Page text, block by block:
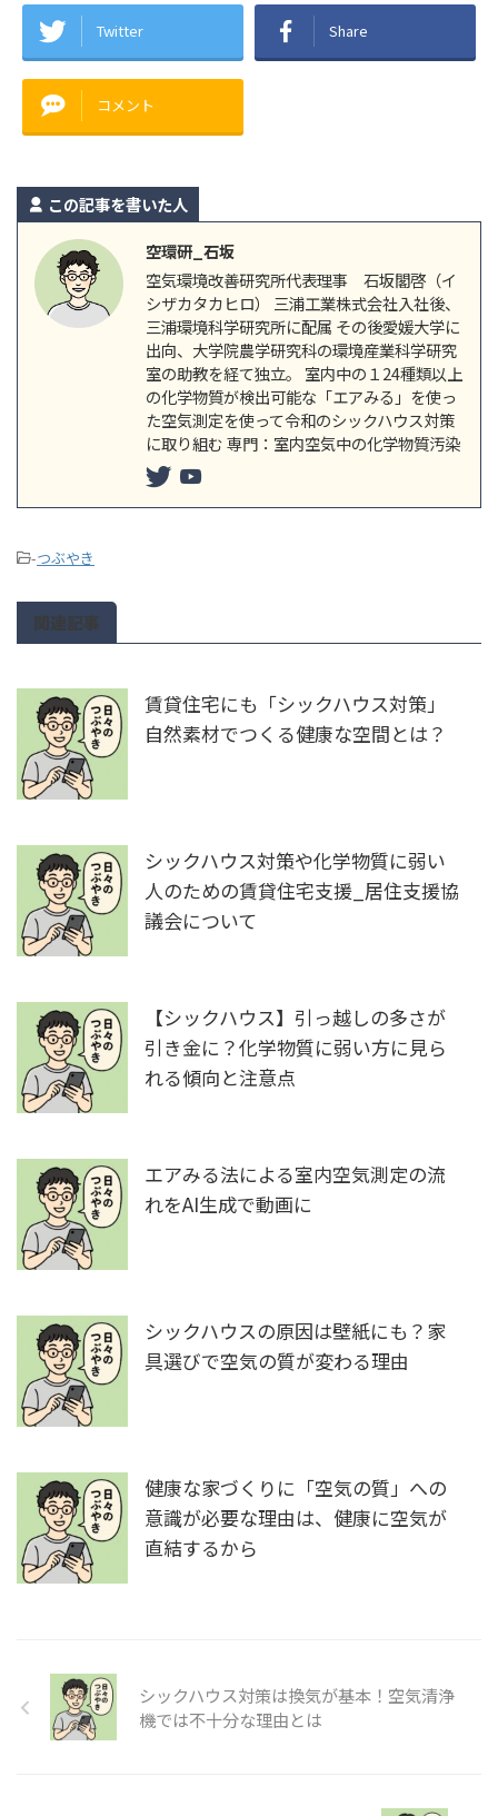
Twitter Share
コメント
この記事を書いた人
空環研_石坂
空気環境改善研究所代表理事 石坂閣啓（イ
シザカタカヒロ） 三浦工業株式会社入社後、
三浦環境科学研究所に配属 その後愛媛大学に
出向、大学院農学研究科の環境産業科学研究
室の助教を経て独立。 室内中の１24種類以上
の化学物質が検出可能な「エアみる」を使っ
た空気測定を使って令和のシックハウス対策
に取り組む 専門：室内空気中の化学物質汚染
-つぶやき
関連記事
賃貸住宅にも「シックハウス対策」
自然素材でつくる健康な空間とは？
シックハウス対策や化学物質に弱い
人のための賃貸住宅支援_居住支援協
議会について
【シックハウス】引っ越しの多さが
引き金に？化学物質に弱い方に見ら
れる傾向と注意点
エアみる法による室内空気測定の流
れをAI生成で動画に
シックハウスの原因は壁紙にも？家
具選びで空気の質が変わる理由
健康な家づくりに「空気の質」への
意識が必要な理由は、健康に空気が
直結するから
シックハウス対策は換気が基本！空気清浄
機では不十分な理由とは